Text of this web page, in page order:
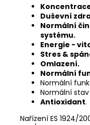
Duševní
Normální
systému.
Energie -
Stres &
Omlazení.
Normální
Normální
Normální stav
Antioxidant.
Nařízení ES 1924/